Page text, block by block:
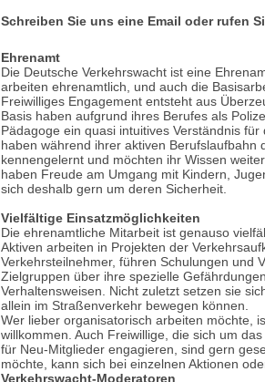
Schreiben Sie uns eine Email oder rufen
Ehrenamt
Die Deutsche Verkehrswacht ist eine
arbeiten ehrenamtlich, und auch die
Freiwilliges Engagement entsteht aus
Basis haben aufgrund ihres Berufes als
Pädagoge ein quasi intuitives Verständnis
haben während ihrer aktiven Berufslaufbahn
kennengelernt und möchten ihr Wissen
haben Freude am Umgang mit Kindern,
sich deshalb gern um deren Sicherheit.
Vielfältige Einsatzmöglichkeiten
Die ehrenamtliche Mitarbeit ist genauso
Aktiven arbeiten in Projekten der
Verkehrsteilnehmer, führen Schulungen und
Zielgruppen über ihre spezielle
Verhaltensweisen. Nicht zuletzt setzen sie
allein im Straßenverkehr bewegen können.
Wer lieber organisatorisch arbeiten möchte,
willkommen. Auch Freiwillige, die sich um
für Neu-Mitglieder engagieren, sind gern
möchte, kann sich bei einzelnen Aktionen
Verkehrswacht-Moderatoren